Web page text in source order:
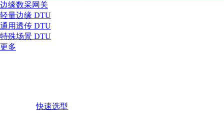
边缘数采网关
轻量边缘 DTU
通用透传 DTU
特殊场景 DTU
更多
快速选型